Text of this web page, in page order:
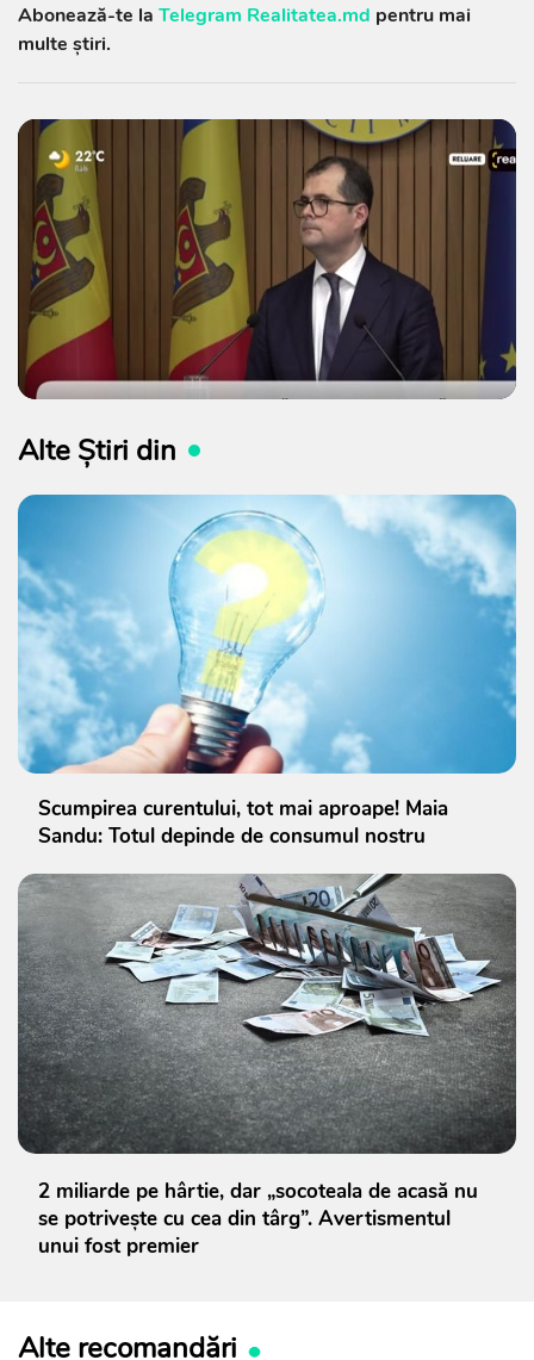
Abonează-te la Telegram Realitatea.md pentru mai
multe știri.
Alte Știri din
Scumpirea curentului, tot mai aproape! Maia
Sandu: Totul depinde de consumul nostru
2 miliarde pe hârtie, dar „socoteala de acasă nu
se potrivește cu cea din târg”. Avertismentul
unui fost premier
Alte recomandări